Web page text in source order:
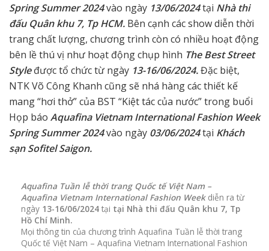
Spring Summer 2024vào ngày 13/06/2024tại Nhà thi
đấu Quân khu 7, Tp HCM. Bên cạnh các show diễn thời
trang chất lượng, chương trình còn có nhiều hoạt động
bên lề thú vị như hoạt động chụp hình The Best Street
Styleđược tổ chức từ ngày 13-16/06/2024.Đặc biệt,
NTK Võ Công Khanh cũng sẽ nhá hàng các thiết kế
mang “hơi thở” của BST “Kiệt tác của nước” trong buổi
Họp báo Aquafina Vietnam International Fashion Week
Spring Summer 2024vào ngày 03/06/2024tại Khách
sạn Sofitel Saigon.
Aquafina Tuần lễ thời trang Quốc tế Việt Nam –
Aquafina Vietnam International Fashion Weekdiễn ra từ
ngày 13-16/06/2024 tại tại Nhà thi đấu Quân khu 7, Tp
Hồ Chí Minh.
Mọi thông tin của chương trình Aquafina Tuần lễ thời trang
Quốc tế Việt Nam – Aquafina Vietnam International Fashion